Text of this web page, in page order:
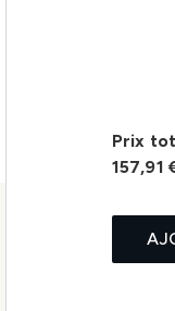
Prix
157,91